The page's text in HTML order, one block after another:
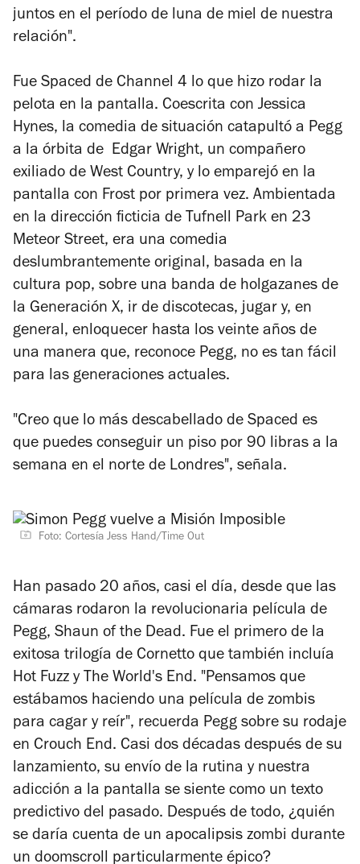
juntos en el período de luna de miel de nuestra
relación".
Fue Spaced de Channel 4 lo que hizo rodar la
pelota en la pantalla. Coescrita con Jessica
Hynes, la comedia de situación catapultó a Pegg
a la órbita de Edgar Wright, un compañero
exiliado de West Country, y lo emparejó en la
pantalla con Frost por primera vez. Ambientada
en la dirección ficticia de Tufnell Park en 23
Meteor Street, era una comedia
deslumbrantemente original, basada en la
cultura pop, sobre una banda de holgazanes de
la Generación X, ir de discotecas, jugar y, en
general, enloquecer hasta los veinte años de
una manera que, reconoce Pegg, no es tan fácil
para las generaciones actuales.
"Creo que lo más descabellado de Spaced es
que puedes conseguir un piso por 90 libras a la
semana en el norte de Londres", señala.
Foto: Cortesía Jess Hand/Time Out
Han pasado 20 años, casi el día, desde que las
cámaras rodaron la revolucionaria película de
Pegg, Shaun of the Dead. Fue el primero de la
exitosa trilogía de Cornetto que también incluía
Hot Fuzz y The World's End. "Pensamos que
estábamos haciendo una película de zombis
para cagar y reír", recuerda Pegg sobre su rodaje
en Crouch End. Casi dos décadas después de su
lanzamiento, su envío de la rutina y nuestra
adicción a la pantalla se siente como un texto
predictivo del pasado. Después de todo, ¿quién
se daría cuenta de un apocalipsis zombi durante
un doomscroll particularmente épico?